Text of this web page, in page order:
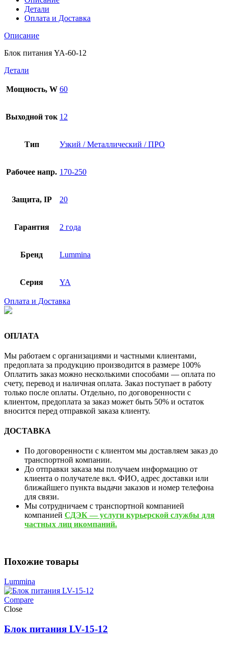
Детали
Оплата и Доставка
Описание
Блок питания YA-60-12
Детали
Мощность, W 60
Выходной ток 12
Тип Узкий / Металлический / ПРО
Рабочее напр. 170-250
Защита, IP 20
Гарантия 2 года
Бренд Lummina
Серия YA
Оплата и Доставка
ОПЛАТА
Мы работаем с организациями и частными клиентами,
предоплата за продукцию производится в размере 100%
Оплатить заказ можно несколькими способами — оплата по
счету, перевод и наличная оплата. Заказ поступает в работу
только после оплаты. Отдельно, по договоренности с
клиентом, предоплата за заказ может быть 50% и остаток
вносится перед отправкой заказа клиенту.
ДОСТАВКА
По договоренности с клиентом мы доставляем заказ до
транспортной компании.
До отправки заказа мы получаем информацию от
клиента о получателе вкл. ФИО, адрес доставки или
ближайшего пункта выдачи заказов и номер телефона
для связи.
Мы сотрудничаем с транспортной компанией
компанией СДЭК — услуги курьерской службы для
частных лиц икомпаний.
Похожие товары
Lummina
Compare
Close
Блок питания LV-15-12